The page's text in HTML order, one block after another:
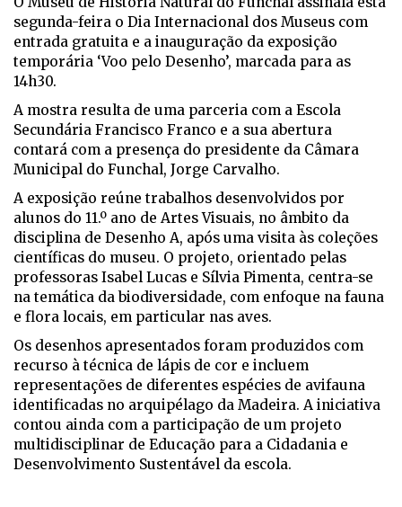
segunda-feira o Dia Internacional dos Museus com
entrada gratuita e a inauguração da exposição
temporária ‘Voo pelo Desenho’, marcada para as
14h30.
A mostra resulta de uma parceria com a Escola
Secundária Francisco Franco e a sua abertura
contará com a presença do presidente da Câmara
Municipal do Funchal, Jorge Carvalho.
A exposição reúne trabalhos desenvolvidos por
alunos do 11.º ano de Artes Visuais, no âmbito da
disciplina de Desenho A, após uma visita às coleções
científicas do museu. O projeto, orientado pelas
professoras Isabel Lucas e Sílvia Pimenta, centra-se
na temática da biodiversidade, com enfoque na fauna
e flora locais, em particular nas aves.
Os desenhos apresentados foram produzidos com
recurso à técnica de lápis de cor e incluem
representações de diferentes espécies de avifauna
identificadas no arquipélago da Madeira. A iniciativa
contou ainda com a participação de um projeto
multidisciplinar de Educação para a Cidadania e
Desenvolvimento Sustentável da escola.